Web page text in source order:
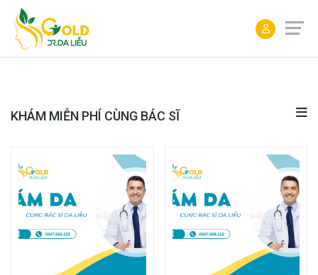
ĐẶT
LỊCH
KHÁM MIỄN PHÍ CÙNG BÁC SĨ